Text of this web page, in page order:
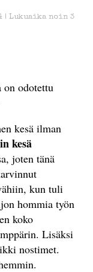
| Lukuaika noin 3
on odotettu
kesä ilman
kesä
joten tänä
kun tuli
hommia työn
koko
Lisäksi
nostimet.